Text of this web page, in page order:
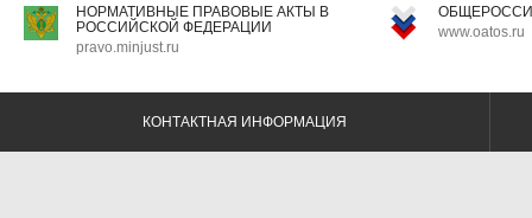
НОРМАТИВНЫЕ ПРАВОВЫЕ АКТЫ В
РОССИЙСКОЙ ФЕДЕРАЦИИ
pravo.minjust.ru
www.oatos.ru
КОНТАКТНАЯ ИНФОРМАЦИЯ